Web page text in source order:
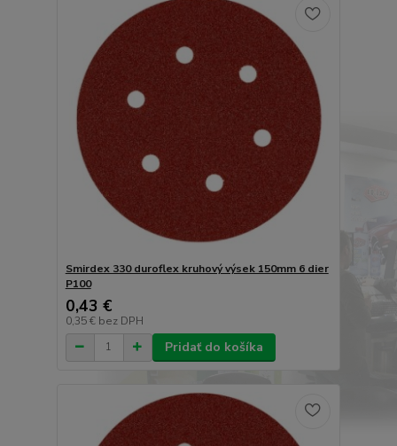
Smirdex 330 duroflex kruhový výsek 150mm 6 dier
P100
0,43 €
0,35 € bez DPH
Pridať do košíka